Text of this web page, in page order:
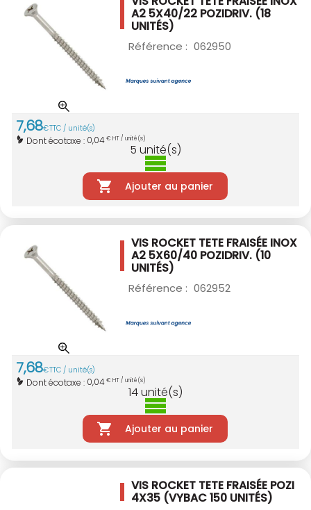
A2 5X40/22 POZIDRIV. (18
UNITÉS)
Référence : 062950
7,68€TTC / unité(s)
Dont écotaxe : 0,04€ HT / unité(s)
5 unité(s)
Ajouter au panier
VIS ROCKET TETE FRAISÉE INOX
A2 5X60/40 POZIDRIV. (10
UNITÉS)
Référence : 062952
7,68€TTC / unité(s)
Dont écotaxe : 0,04€ HT / unité(s)
14unité(s)
Ajouter au panier
VIS ROCKET TETE FRAISÉE POZI
4X35 (VYBAC 150 UNITÉS)